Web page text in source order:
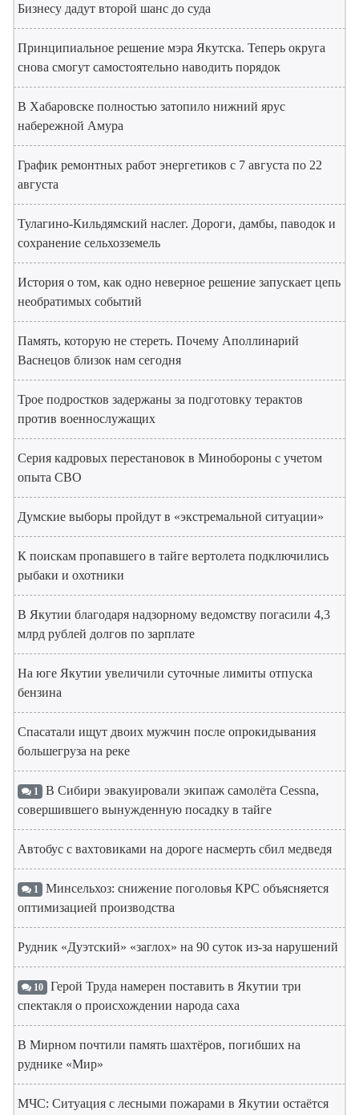
Бизнесу дадут второй шанс до суда
Принципиальное решение мэра Якутска. Теперь округа
снова смогут самостоятельно наводить порядок
В Хабаровске полностью затопило нижний ярус
набережной Амура
График ремонтных работ энергетиков с 7 августа по 22
августа
Тулагино-Кильдямский наслег. Дороги, дамбы, паводок и
сохранение сельхозземель
История о том, как одно неверное решение запускает цепь
необратимых событий
Память, которую не стереть. Почему Аполлинарий
Васнецов близок нам сегодня
Трое подростков задержаны за подготовку терактов
против военнослужащих
Серия кадровых перестановок в Минобороны с учетом
опыта СВО
Думские выборы пройдут в «экстремальной ситуации»
К поискам пропавшего в тайге вертолета подключились
рыбаки и охотники
В Якутии благодаря надзорному ведомству погасили 4,3
млрд рублей долгов по зарплате
На юге Якутии увеличили суточные лимиты отпуска
бензина
Спасатали ищут двоих мужчин после опрокидывания
большегруза на реке
1 В Сибири эвакуировали экипаж самолёта Cessna,
совершившего вынужденную посадку в тайге
Автобус с вахтовиками на дороге насмерть сбил медведя
1 Минсельхоз: снижение поголовья КРС объясняется
оптимизацией производства
Рудник «Дуэтский» «заглох» на 90 суток из-за нарушений
10 Герой Труда намерен поставить в Якутии три
спектакля о происхождении народа саха
В Мирном почтили память шахтёров, погибших на
руднике «Мир»
МЧС: Ситуация с лесными пожарами в Якутии остаётся